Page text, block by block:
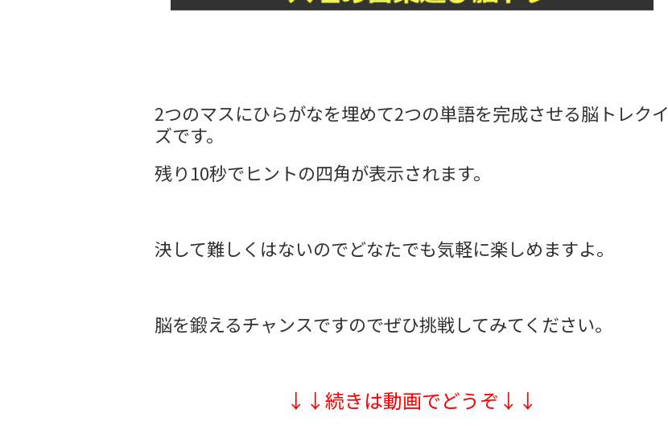
2つのマスにひらがなを埋めて2つの単語を完成させる脳トレクイ
ズです。
残り10秒でヒントの四角が表示されます。
決して難しくはないのでどなたでも気軽に楽しめますよ。
脳を鍛えるチャンスですのでぜひ挑戦してみてください。
↓↓続きは動画でどうぞ↓↓